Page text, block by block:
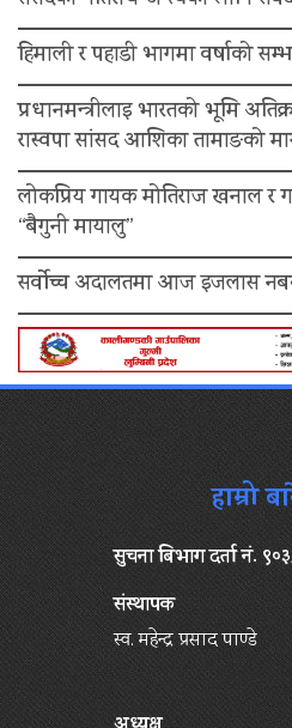
हिमाली र पहाडी भागमा वर्षाको
प्रधानमन्त्रीलाइ भारतको भूमि
रास्वपा सांसद आशिका तामाङको
लोकप्रिय गायक मोतिराज खनाल र
“बैगुनी मायालु”
सर्वोच्च अदालतमा आज इजलास
हाम्रो
सुचना बिभाग दर्ता नं.
संस्थापक
स्व. महेन्द्र प्रसाद पाण्डे